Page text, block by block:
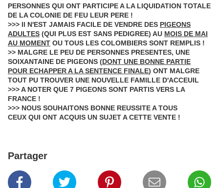
PERSONNES QUI ONT PARTICIPE A LA LIQUIDATION TOTALE
DE LA COLONIE DE FEU LEUR PERE !
>>> Il N'EST JAMAIS FACILE DE VENDRE DES PIGEONS
ADULTES (QUI PLUS EST SANS PEDIGREE) AU MOIS DE MAI
AU MOMENT OU TOUS LES COLOMBIERS SONT REMPLIS !
>> MALGRE LE PEU DE PERSONNES PRESENTES, UNE
SOIXANTAINE DE PIGEONS (DONT UNE BONNE PARTIE
POUR ECHAPPER A LA SENTENCE FINALE) ONT MALGRE
TOUT PU TROUVER UNE NOUVELLE FAMILLE D'ACCEUIL
>>> A NOTER QUE 7 PIGEONS SONT PARTIS VERS LA
FRANCE !
>>> NOUS SOUHAITONS BONNE REUSSITE A TOUS
CEUX QUI ONT ACQUIS UN SUJET A CETTE VENTE !
Partager